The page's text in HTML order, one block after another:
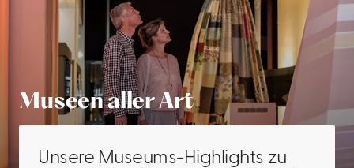
Museen aller Art
Unsere Museums-Highlights zu